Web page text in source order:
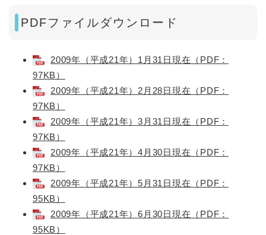
PDFファイルダウンロード
2009年（平成21年）1月31日現在（PDF：
97KB）
2009年（平成21年）2月28日現在（PDF：
97KB）
2009年（平成21年）3月31日現在（PDF：
97KB）
2009年（平成21年）4月30日現在（PDF：
97KB）
2009年（平成21年）5月31日現在（PDF：
95KB）
2009年（平成21年）6月30日現在（PDF：
95KB）